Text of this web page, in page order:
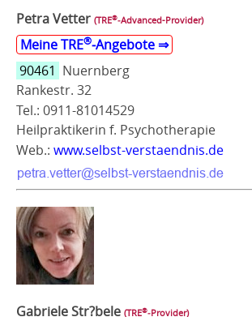
Petra Vetter (TRE®‑Advanced-Provider)
Meine TRE®‑Angebote ⇒
90461 Nuernberg
Rankestr. 32
Tel.: 0911-81014529
Heilpraktikerin f. Psychotherapie
Web.: www.selbst-verstaendnis.de
Gabriele Str?bele (TRE®‑Provider)